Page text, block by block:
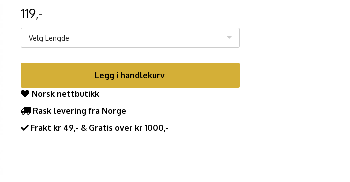
119,-
Velg Lengde
Legg i handlekurv
Norsk nettbutikk
Rask levering fra Norge
Frakt kr 49,- & Gratis over kr 1000,-